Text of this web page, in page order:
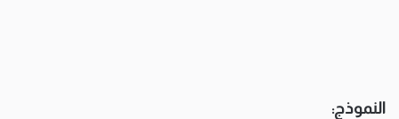
النموذج: